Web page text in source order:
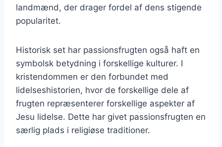
landmænd, der drager fordel af dens stigende
popularitet.
Historisk set har passionsfrugten også haft en
symbolsk betydning i forskellige kulturer. I
kristendommen er den forbundet med
lidelseshistorien, hvor de forskellige dele af
frugten repræsenterer forskellige aspekter af
Jesu lidelse. Dette har givet passionsfrugten en
særlig plads i religiøse traditioner.